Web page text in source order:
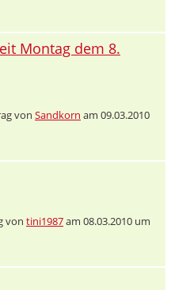
Montag dem 8.
von Sandkorn am 09.03.2010
von tini1987am 08.03.2010 um